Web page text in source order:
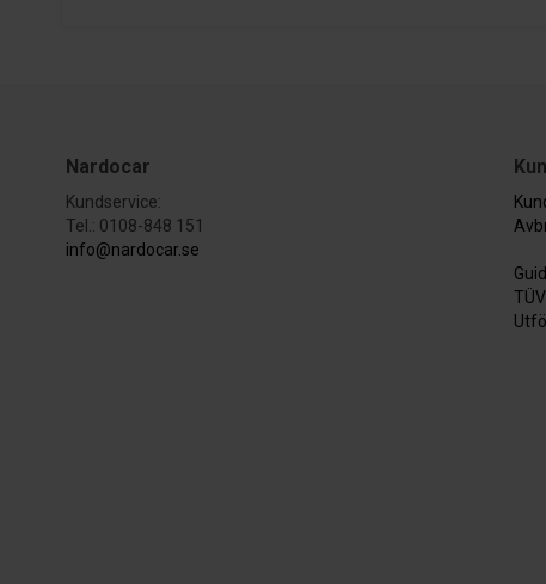
Nardocar
Kundservice:
Tel.: 0108-848 151
info@nardocar.se